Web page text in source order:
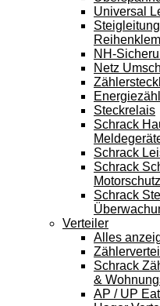
Universal
NH-
Netz
Steckrelais
Schrack
Schrack
Schrack
Schrack
Verteiler
Alles
Schrack
&
AP / UP